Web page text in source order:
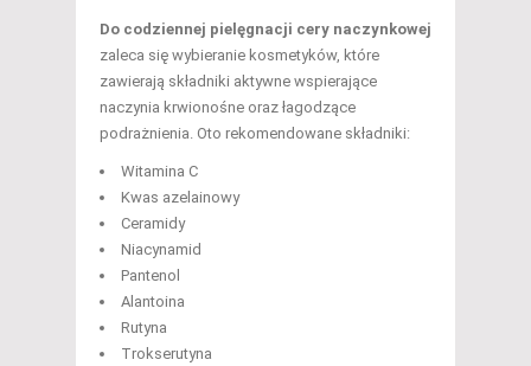
Do codziennej pielęgnacji cery naczynkowej
zaleca się wybieranie kosmetyków, które
zawierają składniki aktywne wspierające
naczynia krwionośne oraz łagodzące
podrażnienia. Oto rekomendowane składniki:
Witamina C
Kwas azelainowy
Ceramidy
Niacynamid
Pantenol
Alantoina
Rutyna
Trokserutyna